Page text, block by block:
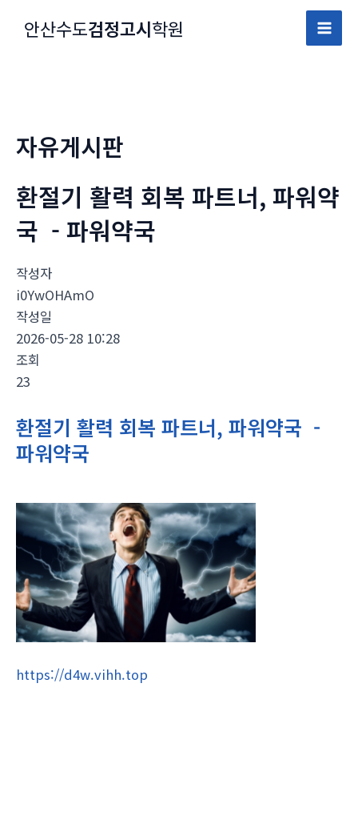
안산수도검정고시학원
Main
자유게시판
환절기 활력 회복 파트너, 파워약
국 - 파워약국
작성자
i0YwOHAmO
작성일
2026-05-28 10:28
조회
23
환절기 활력 회복 파트너, 파워약국 -
파워약국
https://d4w.vihh.top